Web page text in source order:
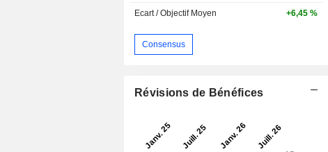
Ecart / Objectif Moyen +6,45 %
Consensus
Révisions de Bénéfices